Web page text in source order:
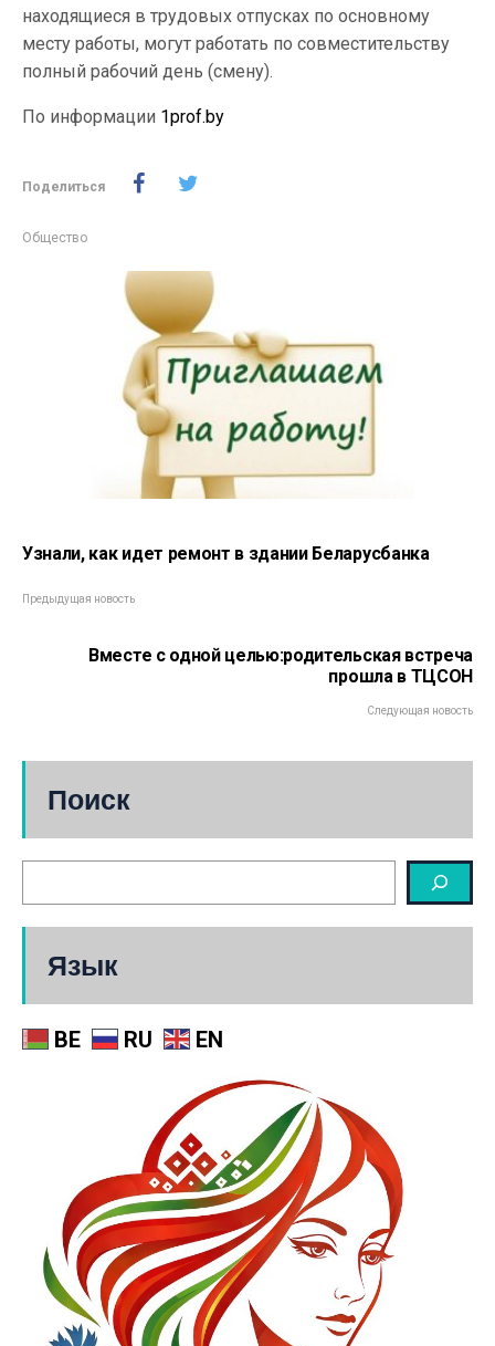
находящиеся в трудовых отпусках по основному
месту работы, могут работать по совместительству
полный рабочий день (смену).
По информации 1prof.by
Поделиться
Общество
Узнали, как идет ремонт в здании Беларусбанка
Предыдущая новость
Вместе с одной целью:родительская встреча
прошла в ТЦСОН
Следующая новость
Поиск
Язык
BE RU EN